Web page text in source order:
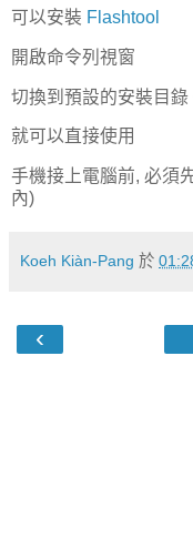
可以安裝 Flashtool
開啟命令列視窗
切換到預設的安裝目
就可以直接使用
手機接上電腦前, 必須
內)
Koeh Kiàn-Pang 於
‹